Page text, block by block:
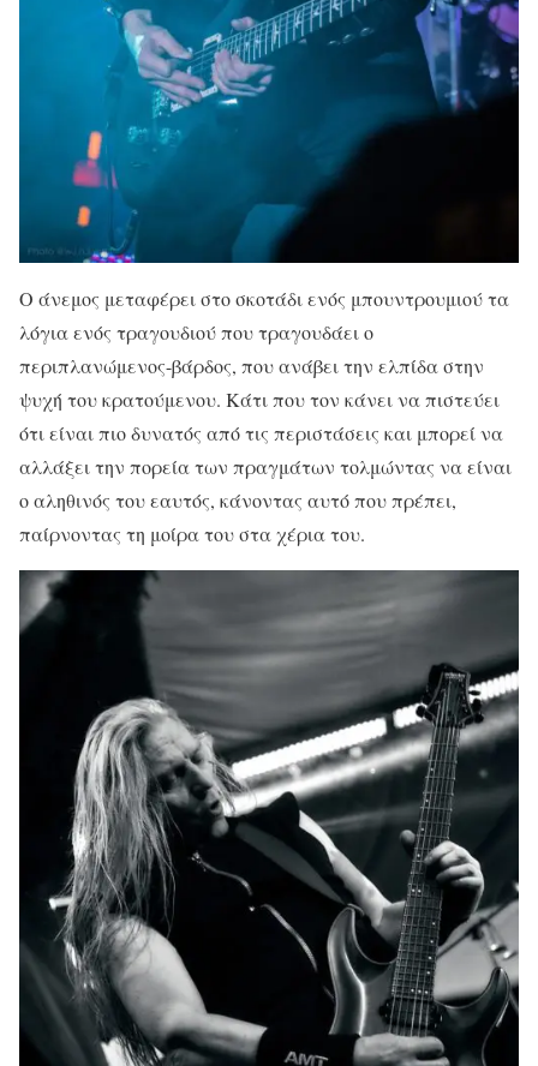
Ο άνεμος μεταφέρει στο σκοτάδι ενός μπουντρουμιού τα
λόγια ενός τραγουδιού που τραγουδάει ο
περιπλανώμενος-βάρδος, που ανάβει την ελπίδα στην
ψυχή του κρατούμενου. Κάτι που τον κάνει να πιστεύει
ότι είναι πιο δυνατός από τις περιστάσεις και μπορεί να
αλλάξει την πορεία των πραγμάτων τολμώντας να είναι
ο αληθινός του εαυτός, κάνοντας αυτό που πρέπει,
παίρνοντας τη μοίρα του στα χέρια του.